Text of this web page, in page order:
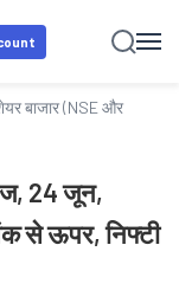
बाजार (NSE और BSE)
24 जून,
से ऊपर, निफ्टी